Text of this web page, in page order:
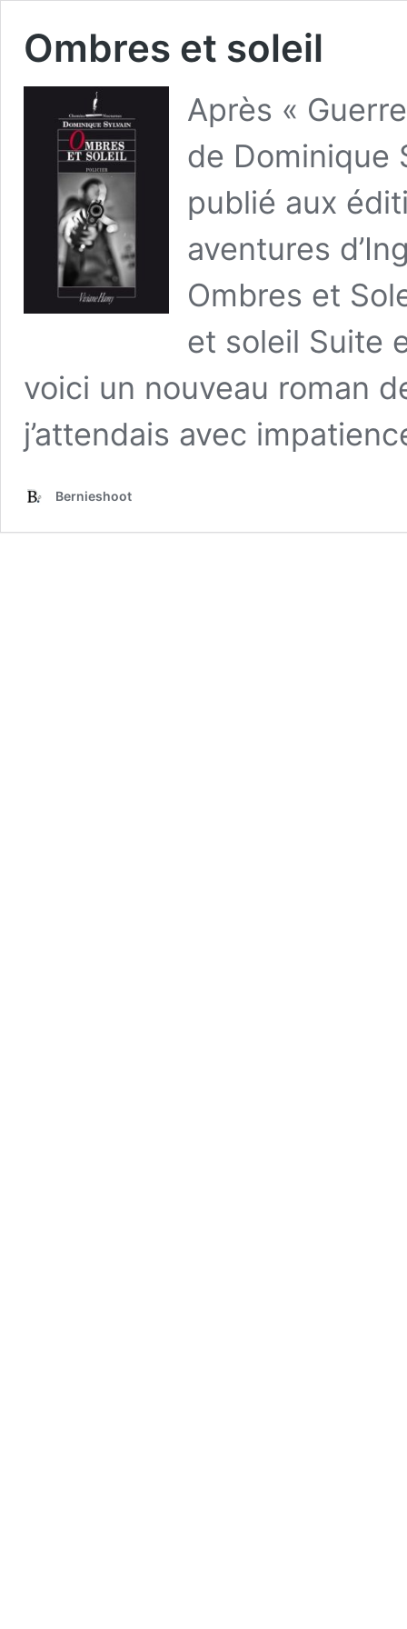
Ombres et soleil
Après «
de Dominique
publié aux
aventures
Ombres et
et soleil Suite
voici un nouveau roman
j’attendais avec
Bernieshoot